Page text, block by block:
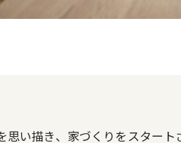
い描き、家づくりをスター